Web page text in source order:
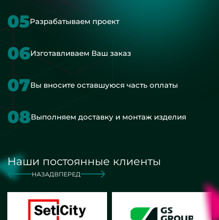
05Разрабатываем проект
06Изготавливаем Ваш заказ
07Вы вносите оставшуюся часть оплаты
08Выполняем доставку и монтаж изделия
Наши постоянные клиенты
НАЗАД ВПЕРЕД